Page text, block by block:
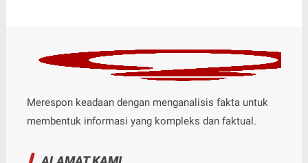
Merespon keadaan dengan menganalisis fakta untuk
membentuk informasi yang kompleks dan faktual.